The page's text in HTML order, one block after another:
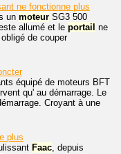
ne fonctionne plus
un moteur SG3 500
allumé et le portail ne
de couper
équipé de moteurs BFT
qu' au démarrage. Le
Croyant à une
plus
Faac , depuis